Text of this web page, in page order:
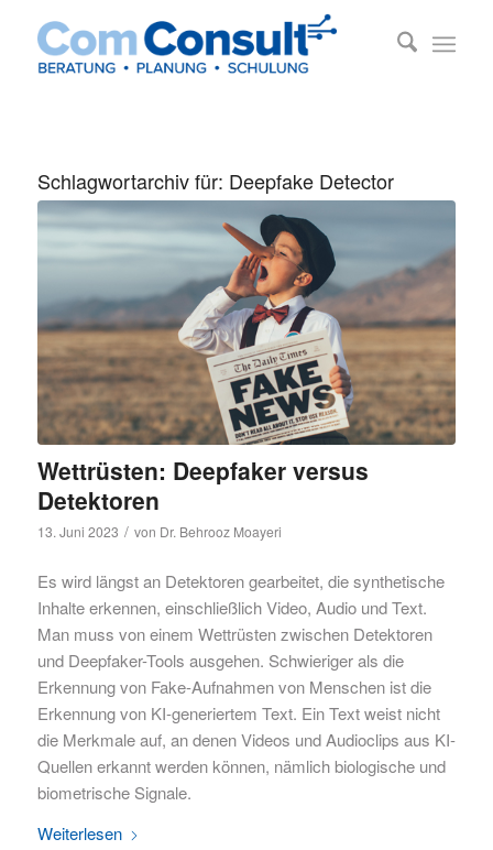
Schlagwortarchiv für: Deepfake Detector
Wettrüsten: Deepfaker versus
Detektoren
13. Juni 2023 / von Dr. Behrooz Moayeri
Es wird längst an Detektoren gearbeitet, die synthetische
Inhalte erkennen, einschließlich Video, Audio und Text.
Man muss von einem Wettrüsten zwischen Detektoren
und Deepfaker-Tools ausgehen. Schwieriger als die
Erkennung von Fake-Aufnahmen von Menschen ist die
Erkennung von KI-generiertem Text. Ein Text weist nicht
die Merkmale auf, an denen Videos und Audioclips aus KI-
Quellen erkannt werden können, nämlich biologische und
biometrische Signale.
Weiterlesen